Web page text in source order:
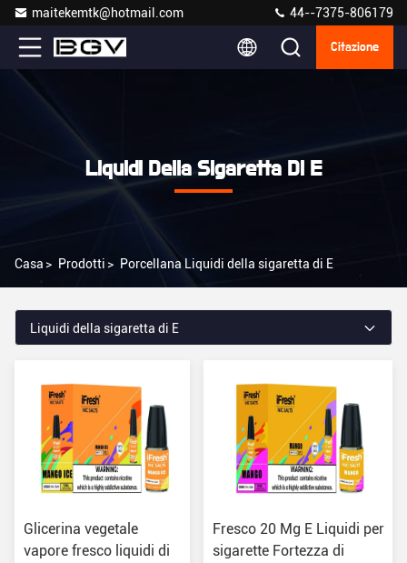
maitekemtk@hotmail.com 44--7375-806179
Citazione
Liquidi Della Sigaretta Di E
Casa > Prodotti > Porcellana Liquidi della sigaretta di E
Liquidi della sigaretta di E
Glicerina vegetale
vapore fresco liquidi di
Fresco 20 Mg E Liquidi per
sigarette Fortezza di